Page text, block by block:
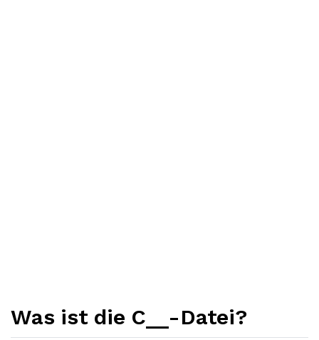
Was ist die C__-Datei?